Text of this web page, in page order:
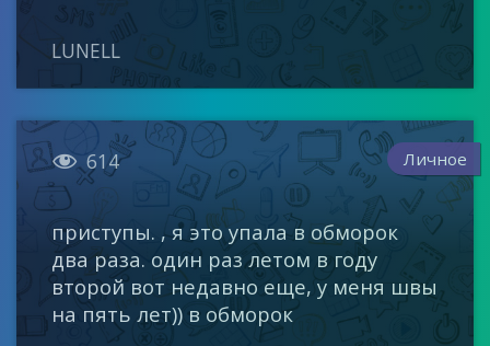
LUNELL
 614 Личное
приступы. , я это упала в обморок
два раза. один раз летом в году
второй вот недавно еще, у меня швы
на пять лет)) в обморок